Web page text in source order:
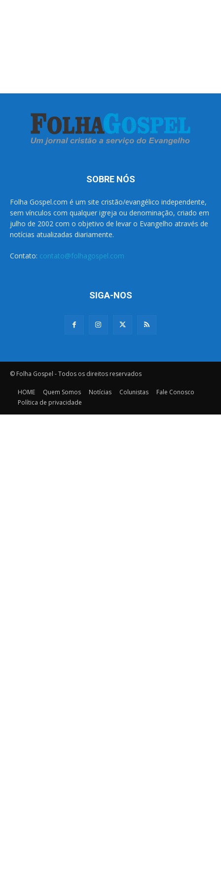
SOBRE NÓS
Folha Gospel.com é um site cristão/evangélico independente,
sem vínculos com qualquer igreja ou denominação, criado em
julho de 2002 com o objetivo de levar o Evangelho através de
notícias atualizadas diariamente.
Contato: contato@folhagospel.com
SIGA-NOS
© Folha Gospel - Todos os direitos reservados
HOME Quem Somos Notícias Colunistas
Fale Conosco
Política de privacidade